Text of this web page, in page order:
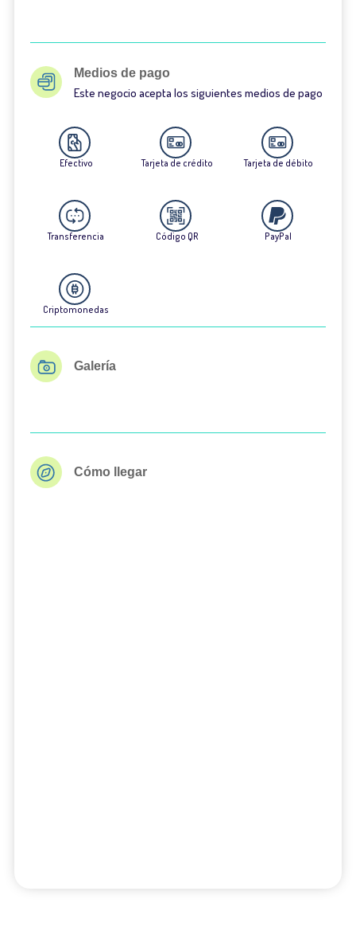
Medios de pago
Este negocio acepta los siguientes medios de pago
Efectivo Tarjeta de crédito Tarjeta de débito
Transferencia Código QR PayPal
Criptomonedas
Galería
Cómo llegar